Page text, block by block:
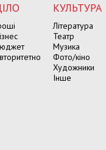
КУЛЬТУРА
Література
Театр
Музика
Фото/кіно
Художники
Інше